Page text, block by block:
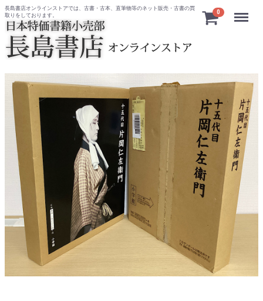
長島書店オンラインストアでは、古書・古本、直筆物等のネット販売・古書の買
取りをしております。
0 Menu